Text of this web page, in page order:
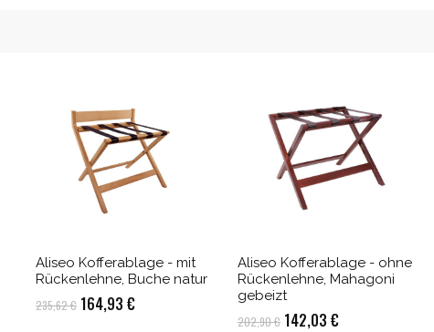
Aliseo Kofferablage - mit
Rückenlehne, Buche natur
235,62€ Ursprünglicher
164,93 €Aktueller
Aliseo Kofferablage - ohne
Rückenlehne, Mahagoni
gebeizt
202,90€ Ursprünglicher
142,03 €Aktueller